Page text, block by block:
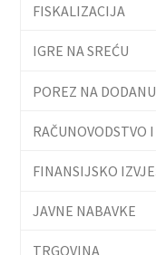
FISKALIZACIJA
IGRE NA SREĆU
POREZ NA
RAČUNOVODSTVO
FINANSIJSKO
JAVNE NABAVKE
TRGOVINA